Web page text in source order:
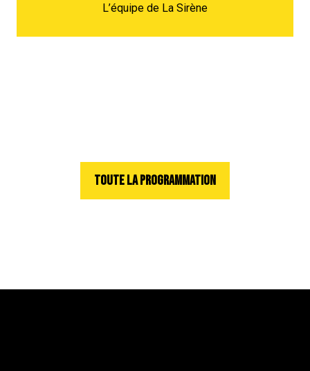
L’équipe de La Sirène
TOUTE LA PROGRAMMATION